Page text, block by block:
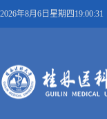
2026年8月6日星期四19:00:31